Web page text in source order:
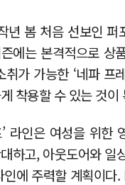
년 봄 처음 선보인 퍼
에는 본격적으로 상
가 가능한 ‘네파 프
착용할 수 있는 것이
라인은 여성을 위한
하고, 아웃도어와 일
에 주력할 계획이다